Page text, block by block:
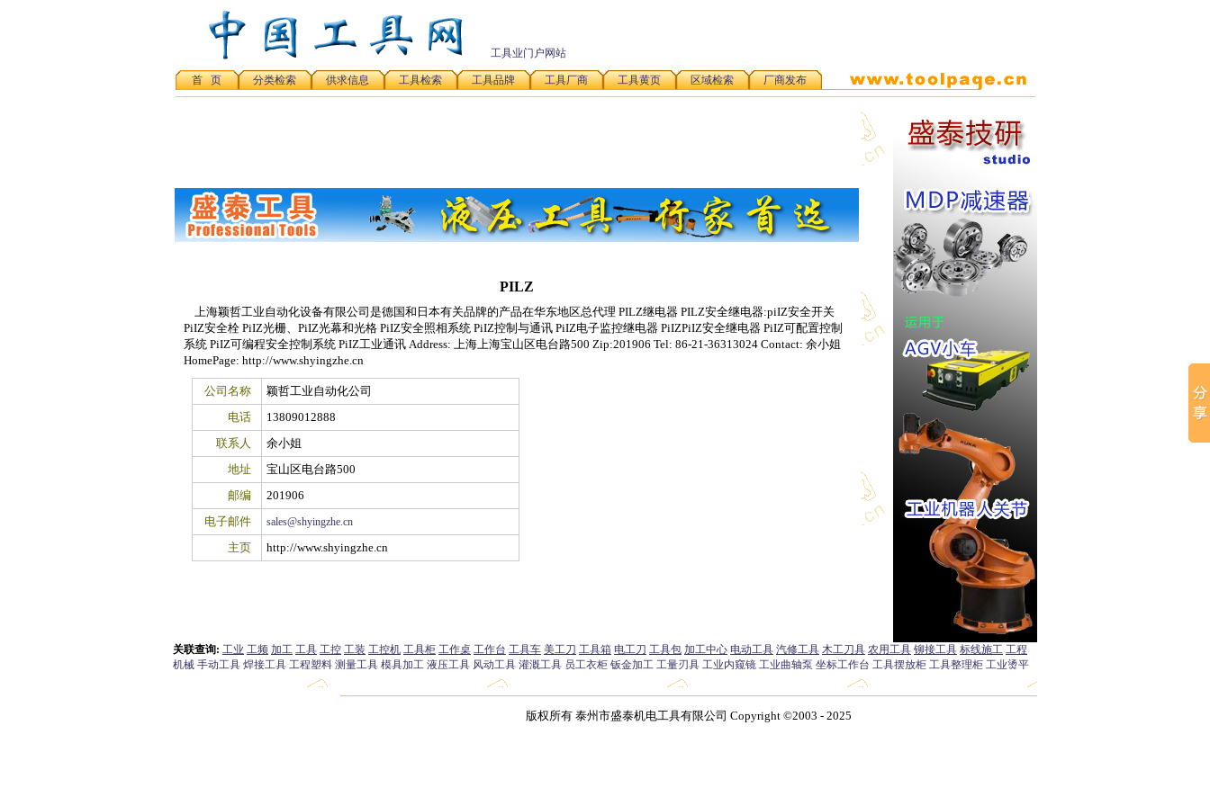
工具业门户网站
首 页 分类检索 供求信息 工具检索 工具品牌 工具厂商 工具黄页 区域检索 厂商发布
PILZ
上海颖哲工业自动化设备有限公司是德国和日本有关品牌的产品在华东地区总代理 PILZ继电器 PILZ安全继电器:piIZ安全开关
PiIZ安全栓 PiIZ光栅、PiIZ光幕和光格 PiIZ安全照相系统 PiIZ控制与通讯 PiIZ电子监控继电器 PiIZPiIZ安全继电器 PiIZ可配置控制
系统 PiIZ可编程安全控制系统 PiIZ工业通讯 Address: 上海上海宝山区电台路500 Zip:201906 Tel: 86-21-36313024 Contact: 余小姐
HomePage: http://www.shyingzhe.cn
公司名称
颖哲工业自动化公司
电话
13809012888
联系人
余小姐
地址
宝山区电台路500
邮编
201906
电子邮件
sales@shyingzhe.cn
主页 http://www.shyingzhe.cn
版权所有 泰州市盛泰机电工具有限公司 Copyright ©2003 - 2025